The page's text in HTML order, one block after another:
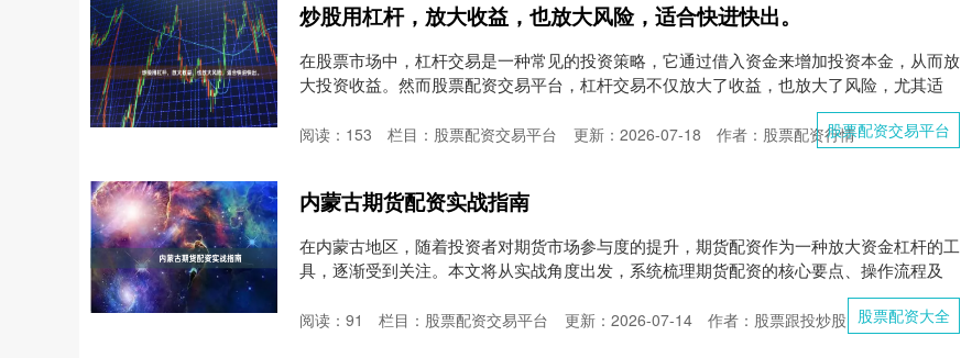
炒股用杠杆，放大收益，也放大风险，适合快进快出。
在股票市场中，杠杆交易是一种常见的投资策略，它通过借入资金来增加投资本金，从而放
大投资收益。然而股票配资交易平台，杠杆交易不仅放大了收益，也放大了风险，尤其适
股票配资交易平台
更新：2026-07-18 作者：股票配资行情
阅读： 153 栏目： 股票配资交易平台
内蒙古期货配资实战指南
在内蒙古地区，随着投资者对期货市场参与度的提升，期货配资作为一种放大资金杠杆的工
具，逐渐受到关注。本文将从实战角度出发，系统梳理期货配资的核心要点、操作流程及
股票配资大全
更新：2026-07-14 作者：股票跟投炒股
阅读： 91 栏目： 股票配资交易平台